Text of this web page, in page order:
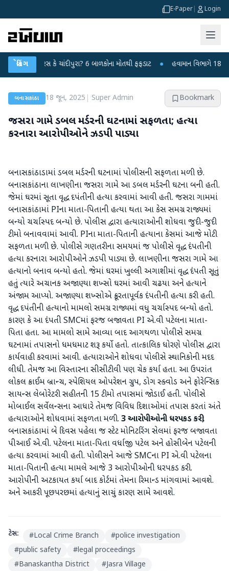
E-Paper Login
બ્રેકિંગ
કે ચાંદીપુરા? 6 બાળકોના મોતથી ફફડાટ ● હવામાન વિભાગે 18 રાજ્યો માટે
બનાસકાંઠા 18 જૂન, 2025 Super Admin Bookmark
જસરા ગામે ડબલ મર્ડરની ઘટનામાં સફળતા; હત્યા
કરનારા આરોપીઓને ઝડપી પાડ્યા
બનાસકાંઠાડામાં ડબલ મર્ડરની ઘટનામાં પોલીસની સફળતા મળી છે.
બનાસકાંઠાના લાખણીના જસરા ગામે આ ડબલ મર્ડરની ઘટના બની હતી.
જેમાં ઘરમાં સૂતા વૃદ્ધ દપંતીની હત્યા કરવામાં આવી હતી. જસરા ગામમાં
બનાસકાંઠામાં PIના માતા-પિતાની હત્યા થતા આ કેસ સમગ્ર રાજ્યમાં
બન્યો ચર્ચાસ્પદ બન્યો છે. પોલીસ દ્વારા હત્યારાઓની શોધવા જુદી-જુદી
ટીમો બનાવવામાં આવી. PIના માતા-પિતાની હત્યાના કેસમાં આજે મોટી
સફળતા મળી છે. પોલીસે ગણતરીના સમયમાં જ પોલીસે વૃદ્ધ દંપતીની
હત્યા કરનારા આરોપીઓને ઝડપી પાડ્યા છે. લાખણીના જસરા ગામે આ
હત્યાનો બનાવ બન્યો હતો. જેમાં ઘરમાં ખુલ્લી અગાશીમાં વૃદ્ધ દંપતી સૂતું
હતું ત્યારે અચાનક અજાણ્યા શખ્સો ઘરમાં આવી ચઢયા અને હત્યાને
અંજામ આપ્યો. અજાણ્યા શખ્સોએ ક્રૂરતાપૂર્વક દંપતીની હત્યા કરી હતી.
વૃદ્ધ દપંતીની હત્યાનો મામલો સમગ્ર રાજ્યમાં વધુ ચર્ચાસ્પદ બન્યો હતો.
કારણ કે આ દંપતી SMCમાં ફરજ બજાવતા PI એ.વી પટેલના માતા-
પિતા હતા. આ મામલો સામે આવ્યા બાદ આગથળા પોલીસે સમગ્ર
ઘટનામાં તપાસનો ધમધમાટ શરૂ કર્યો હતો. તાત્કાલિક ધોરણે પોલીસ દ્વારા
કાર્યવાહી કરવામાં આવી. હત્યારાઓને શોધવા પોલીસે સ્થાનિકોની મદદ
લીધી. તેમજ આ વિસ્તારના સીસીટીવી પણ ચેક કર્યા હતા. આ ઉપરાંત
લોકલ ક્રાઈમ બ્રાન્ચ, સ્પેશિયલ ઓપરેશન ગ્રુપ, ડોગ સ્ક્વોડ અને ફોરેન્સિક
સાયન્સ લેબોરેટરી સહીતની 15 ટીમો તપાસમાં જોડાઈ હતી. પોલીસે
મોબાઈલ સર્વેલન્સના આધારે તેમજ વિવિધ દિશાઓમાં તપાસ કરતાં અંતે
હત્યારાઓને શોધવામાં સફળતા મળી. 3 આરોપીઓની ધરપકડ કરી;
બનાસકાંઠામાં બે દિવસ પહેલા જ સ્ટેટ મોનિટરિંગ સેલમાં ફરજ બજાવતા
પીઆઈ એ.વી. પટેલના માતા-પિતા વર્ધાજી પટેલ અને હોસીબેન પટેલની
હત્યા કરવામાં આવી હતી. પોલીસને આજે SMCના PI એ.વી પટેલના
માતા-પિતાની હત્યા મામલે આજે 3 આરોપીઓની ધરપકડ કરી.
આરોપીની અટકાયત કર્યા બાદ કોર્ટમાં તેમના રિમાન્ડ માંગવામાં આવશે.
અને આકરી પૂછપરછમાં હત્યાનું સાચું કારણ સામે આવશે.
ટેગ્સ: #Local Crime Branch #police investigation
#public safety #legal proceedings
#Banaskantha District #Jasra Village